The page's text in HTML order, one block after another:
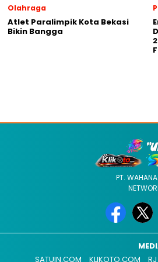
Olahraga
Atlet Paralimpik Kota Bekasi
Bikin Bangga
PT.
SATUIN.COM
KLIKOTO.COM